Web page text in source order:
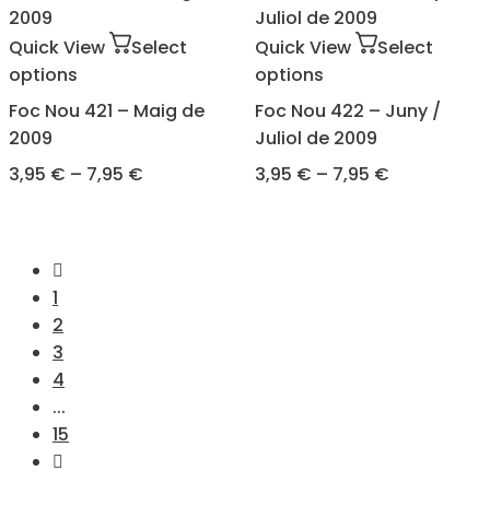
Quick View
Select
options
Foc Nou 421 – Maig de
2009
3,95 € – 7,95 €
Quick View
Select
options
Foc Nou 422 – Juny /
Juliol de 2009
3,95 € – 7,95 €
1
2
3
4
...
15